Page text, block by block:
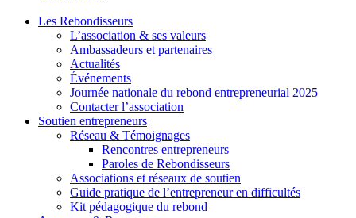
Les Rebondisseurs
L’association & ses valeurs
Ambassadeurs et partenaires
Actualités
Événements
Journée nationale du rebond entrepreneurial 2025
Contacter l’association
Soutien entrepreneurs
Réseau & Témoignages
Rencontres entrepreneurs
Paroles de Rebondisseurs
Associations et réseaux de soutien
Guide pratique de l’entrepreneur en difficultés
Kit pédagogique du rebond